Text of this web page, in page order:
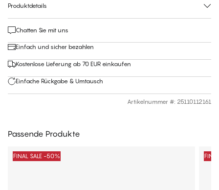
Produktdetails
Chatten Sie mit uns
Einfach und sicher bezahlen
Kostenlose Lieferung ab 70 EUR einkaufen
Einfache Rückgabe & Umtausch
Artikelnummer #: 25110112161
Passende Produkte
FINAL SALE -50%